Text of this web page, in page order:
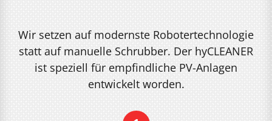
Wir setzen auf modernste Robotertechnologie
statt auf manuelle Schrubber. Der hyCLEANER
ist speziell für empfindliche PV-Anlagen
entwickelt worden.